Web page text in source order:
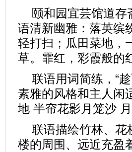
颐和园宜芸馆道
语清新幽雅：落英缤
轻打扫；瓜田菜地，
草。霏红，彩霞般的
联语用词简练，“
素雅的风格和主人闲
地 半帘花影月笼沙
联语描绘竹林、花
楼的周围、远近充盈